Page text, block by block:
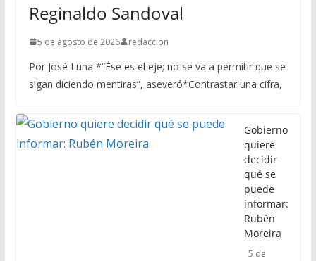
Reginaldo Sandoval
5 de agosto de 2026 redaccion
Por José Luna *“Ése es el eje; no se va a permitir que se
sigan diciendo mentiras”, aseveró*Contrastar una cifra,
Gobierno
quiere
decidir
qué se
puede
informar:
Rubén
Moreira
5 de